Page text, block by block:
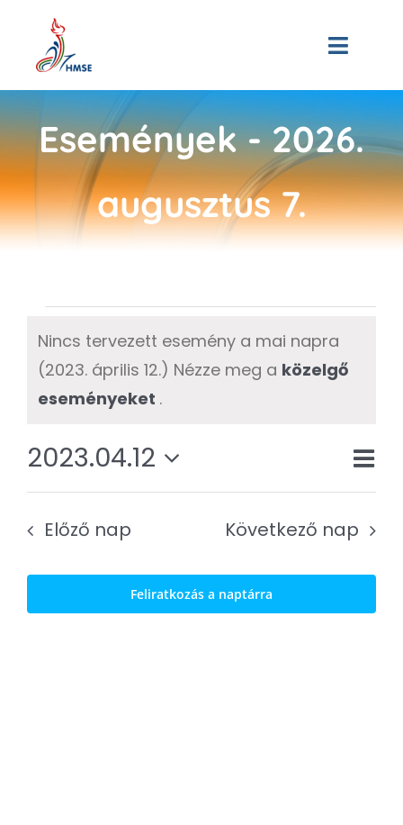
content
Toggle
Kezdőoldal
Bemutatkozás
Hírek
3D Múzeum
Események
SEARCH
Események - 2026.
augusztus 7.
Események
for
2023.
április
12.
Notice
Nincs tervezett esemény a mai napra
(2023. április 12.) Nézze meg a közelgő
eseményeket .
Nap
2023.04.12
Dátum
kiválasztása.
Előző nap Következő nap
Feliratkozás a naptárra